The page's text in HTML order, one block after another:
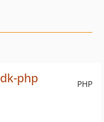
PHP
php